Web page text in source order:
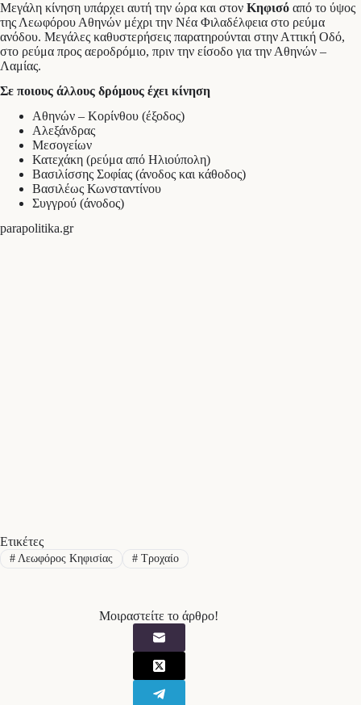
Μεγάλη κίνηση υπάρχει αυτή την ώρα και στον Κηφισό από το ύψος
της Λεωφόρου Αθηνών μέχρι την Νέα Φιλαδέλφεια στο ρεύμα
ανόδου. Μεγάλες καθυστερήσεις παρατηρούνται στην Αττική Οδό,
στο ρεύμα προς αεροδρόμιο, πριν την είσοδο για την Αθηνών –
Λαμίας.
Σε ποιους άλλους δρόμους έχει κίνηση
Αθηνών – Κορίνθου (έξοδος)
Αλεξάνδρας
Μεσογείων
Κατεχάκη (ρεύμα από Ηλιούπολη)
Βασιλίσσης Σοφίας (άνοδος και κάθοδος)
Βασιλέως Κωνσταντίνου
Συγγρού (άνοδος)
parapolitika.gr
Ετικέτες
#Λεωφόρος Κηφισίας #Τροχαίο
Μοιραστείτε το άρθρο!